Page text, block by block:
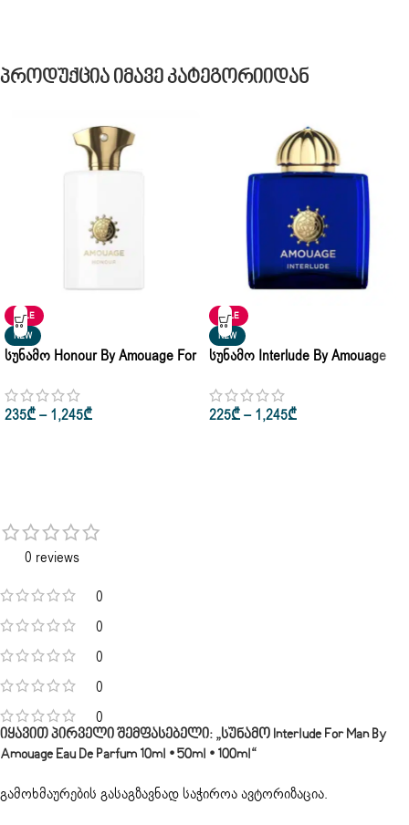
Პროდუქცია Იმავე Კატეგორიიდან
SALE
NEW
Სუნამო Honour By Amouage For
100ml
235₾– 1,245₾
SALE
NEW
Სუნამო Interlude By Amouage
| 50ml | 100ml
225₾– 1,245₾
0 reviews
0
0
0
0
0
Იყავით Პირველი Შემფასებელი: „სუნამო Interlude For Man By
Amouage Eau De Parfum 10ml • 50ml • 100ml“
გამოხმაურების გასაგზავნად საჭიროაავტორიზაცია.